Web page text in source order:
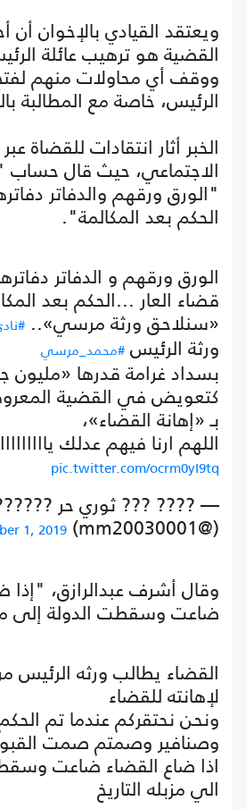
ويعتقد القيادي بالإخوان أن
القضية هو ترهيب عائلة
ووقف أي محاولات منهم
الرئيس، خاصة مع المطالبة
الخبر أثار انتقادات للقضاة
الاجتماعي، حيث قال حساب
"الورق ورقهم والدفاتر
الحكم بعد المكالمة".
الورق ورقهم و الدفاتر
قضاء العار ...الحكم بعد
«سنلاحق ورثة مرسي»..
ورثة الرئيس #محمد_مرسي
بسداد غرامة قدرها «مليون
كتعويض في القضية
بـ «إهانة القضاء»،
اللهم ارنا فيهم عدلك
pic.twitter.com/ocrm0yI9tq
— ???? ??? ثوري حر
(@mm20030001)
1, 2019
وقال أشرف عبدالرازق، "إذا
ضاعت وسقطت الدولة إلى
القضاء يطالب ورثه الرئيس
لإهانته للقضاء
ونحن نحتقركم عندما تم
وصنافير وصمتم صمت القبور
اذا ضاع القضاء ضاعت
الي مزبله التاريخ